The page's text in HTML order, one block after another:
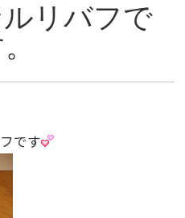
リバフで
です